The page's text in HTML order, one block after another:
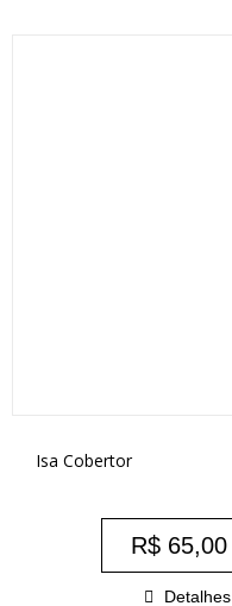
Isa Cobertor
R$65,00
Detalhes